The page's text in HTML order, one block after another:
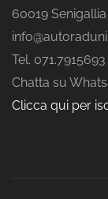
60019 Senigallia
Tel. 071.7915693
Chatta su
Clicca qui per